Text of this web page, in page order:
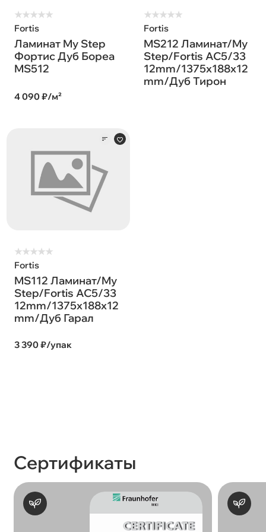
★★★★★
Fortis
Ламинат My Step
Фортис Дуб Бореа
MS512
4 090 ₽/м²
★★★★★
Fortis
MS212 Ламинат/My
Step/Fortis AC5/33
12mm/1375x188x12
mm/Дуб Тирон
★★★★★
Fortis
MS112 Ламинат/My
Step/Fortis AC5/33
12mm/1375x188x12
mm/Дуб Гарал
3 390 ₽/упак
Сертификаты